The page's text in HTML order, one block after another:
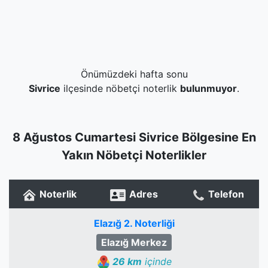
Önümüzdeki hafta sonu
Sivrice ilçesinde nöbetçi noterlik bulunmuyor.
8 Ağustos Cumartesi Sivrice Bölgesine En
Yakın Nöbetçi Noterlikler
Noterlik Adres Telefon
Elazığ 2. Noterliği
Elazığ Merkez
26 km içinde